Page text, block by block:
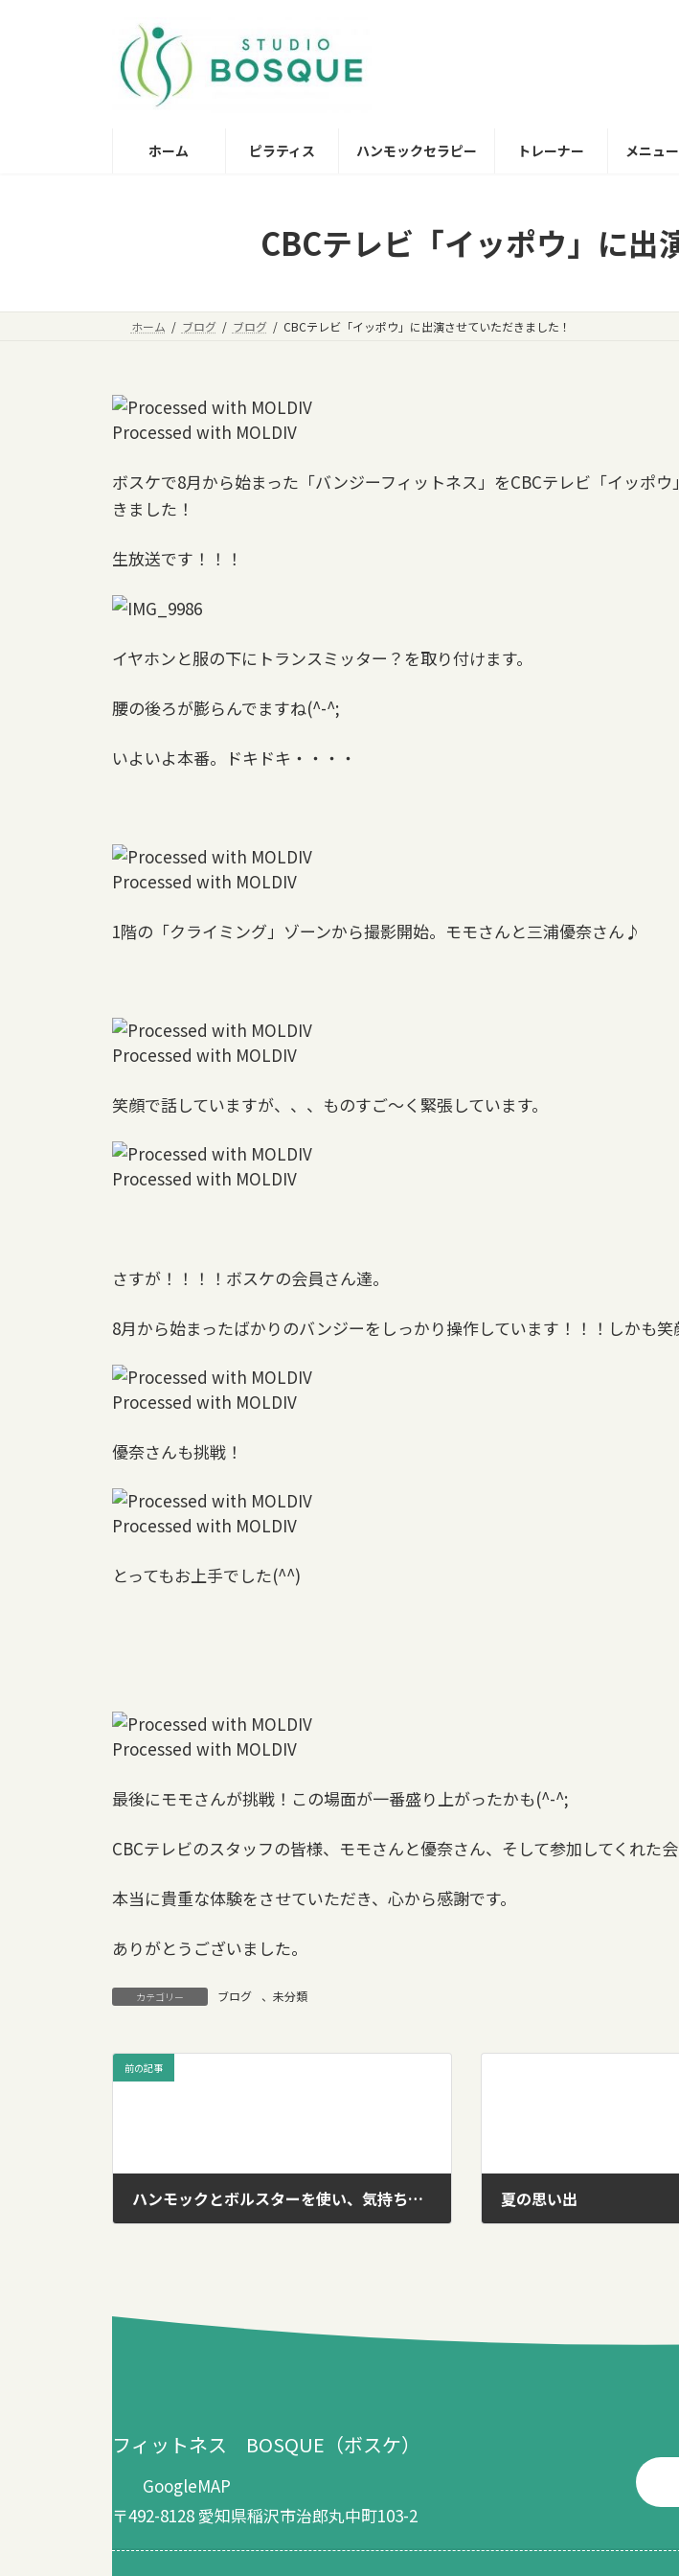
ホーム ピラティス ハンモックセラピー トレーナー メニュ
CBCテレビ「イッポウ」に出
ホーム ブログ ブログ CBCテレビ「イッポウ」に出演させていただきました！
Processed with MOLDIV
ボスケで8月から始まった「バンジーフィットネス」をCBCテレビ「イッポ
きました！
生放送です！！！
イヤホンと服の下にトランスミッター？を取り付けます。
腰の後ろが膨らんでますね(^-^;
いよいよ本番。ドキドキ・・・・
Processed with MOLDIV
1階の「クライミング」ゾーンから撮影開始。モモさんと三浦優奈さん♪
Processed with MOLDIV
笑顔で話していますが、、、ものすご～く緊張しています。
Processed with MOLDIV
さすが！！！！ボスケの会員さん達。
8月から始まったばかりのバンジーをしっかり操作しています！！！しかも
Processed with MOLDIV
優奈さんも挑戦！
Processed with MOLDIV
とってもお上手でした(^^)
Processed with MOLDIV
最後にモモさんが挑戦！この場面が一番盛り上がったかも(^-^;
CBCテレビのスタッフの皆様、モモさんと優奈さん、そして参加してくれた会
本当に貴重な体験をさせていただき、心から感謝です。
ありがとうございました。
カテゴリー ブログ 、 未分類
前の記事
ハンモックとボルスターを使い、気持ちよ～くリラックスします。 夏の思い出
フィットネス BOSQUE（ボスケ）
GoogleMAP
〒492-8128 愛知県稲沢市治郎丸中町103-2